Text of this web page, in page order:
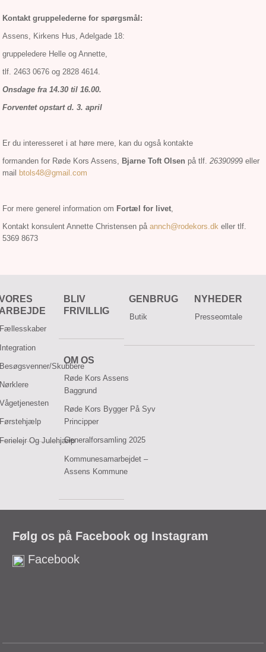
Kontakt gruppelederne for spørgsmål:
Assens, Kirkens Hus, Adelgade 18:
gruppeledere Helle og Annette,
tlf. 2463 0676 og 2828 4614.
Onsdage fra 14.30 til 16.00.
Forventet opstart d. 3. april
Er du interesseret i at høre mere, kan du også kontakte
formanden for Røde Kors Assens, Bjarne Toft Olsen på tlf.26390999 eller
mail
btols48@gmail.com
For mere generel information om Fortæl for livet,
Kontakt konsulent Annette Christensen påannch@rodekors.dk eller tlf.
5369 8673
skubbere
Og Julehjælp
BLIV
FRIVILLIG
GENBRUG
Butik
NYHEDER
Presseomtale
OM OS
Røde Kors Assens
Baggrund
Røde Kors Bygger På Syv
Principper
Generalforsamling 2025
Kommunesamarbejdet –
Assens Kommune
Følg os på Facebook og Instagram
Facebook